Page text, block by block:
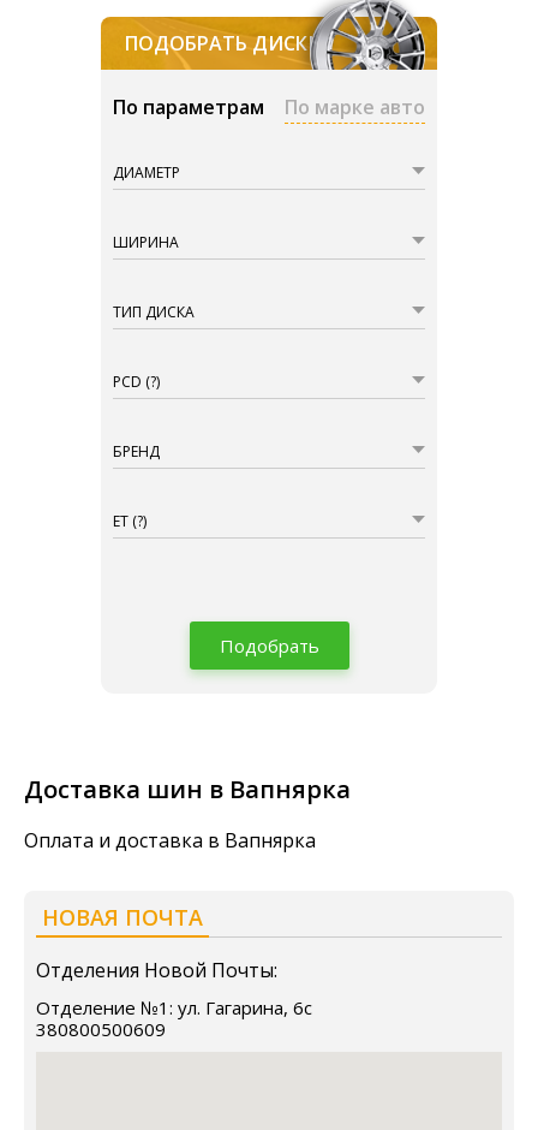
ПОДОБРАТЬ ДИСКИ
По параметрам По марке авто
ДИАМЕТР
ШИРИНА
ТИП ДИСКА
PCD (?)
БРЕНД
ET (?)
Подобрать
Доставка шин в Вапнярка
Оплата и доставка в Вапнярка
НОВАЯ ПОЧТА
Отделения Новой Почты:
Отделение №1: ул. Гагарина, 6с
380800500609